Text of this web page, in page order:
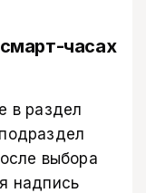
часах
в раздел
выбора
надпись